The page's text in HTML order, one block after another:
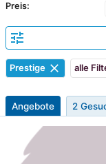
Preis:
tune
Prestige clear alle
Angebote 2